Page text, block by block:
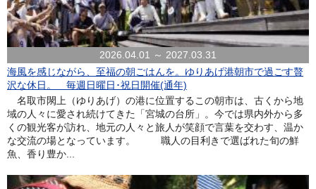
2026.04.01 ～ 2027.03.31
海風を感じながら、至福の朝ごはんを。ゆりあげ港朝市で過ごす贅
沢な休日。 毎週日曜日･祝日開催(通年)
名取市閖上（ゆりあげ）の港に位置するこの朝市は、古くから地
域の人々に愛され続けてきた「宮城の台所」。今では県内外から多
くの観光客が訪れ、地元の人々と旅人が笑顔で言葉を交わす、温か
な交流の場となっています。 職人の目利きで選ばれた旬の鮮
魚、香り豊か...